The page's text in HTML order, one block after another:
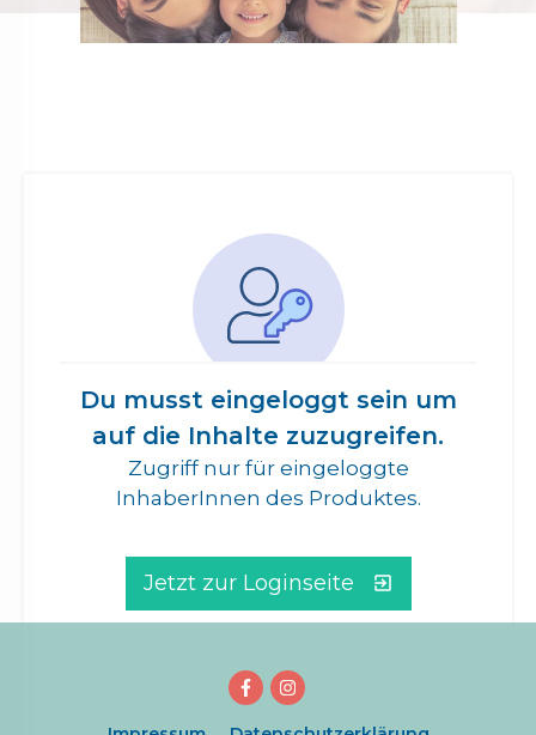
Du musst eingeloggt sein um
auf die Inhalte zuzugreifen.
Zugriff nur für eingeloggte
InhaberInnen des Produktes.
Jetzt zur Loginseite